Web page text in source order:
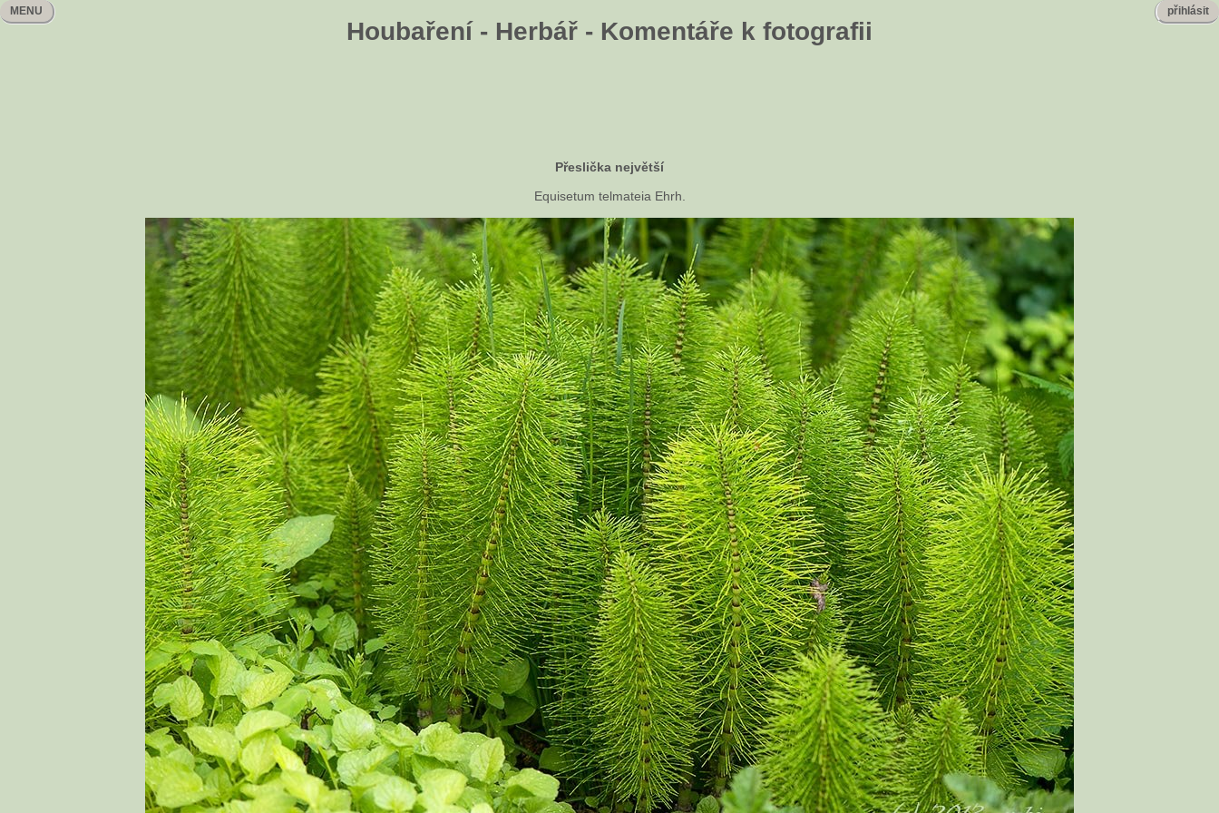
Houbaření - Herbář - Komentáře k fotografii
přihlásit
MENU
Přeslička největší
Equisetum telmateia Ehrh.